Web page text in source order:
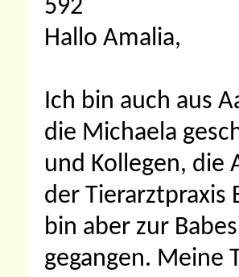
592
Hallo Amalia,
Ich bin auch aus
die Michaela
und Kollegen, die
der Tierarztpraxis
bin aber zur
gegangen. Meine